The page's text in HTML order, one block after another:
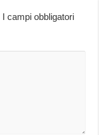
I campi obbligatori